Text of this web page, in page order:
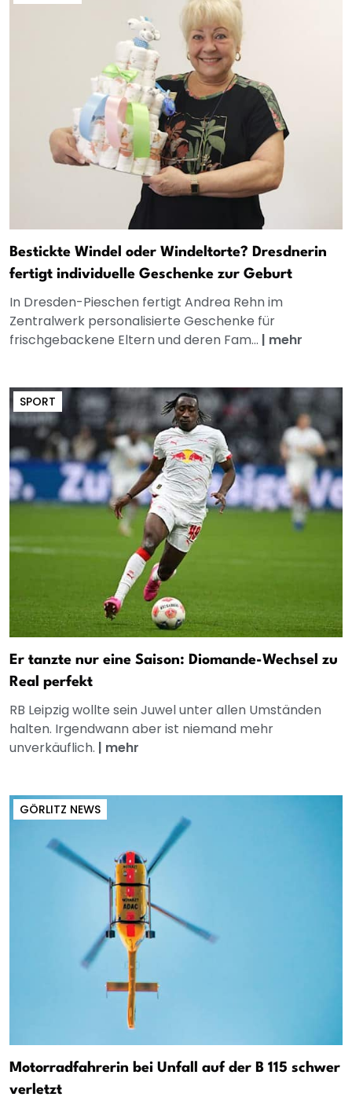
Bestickte Windel oder Windeltorte? Dresdnerin
fertigt individuelle Geschenke zur Geburt
In Dresden-Pieschen fertigt Andrea Rehn im
Zentralwerk personalisierte Geschenke für
frischgebackene Eltern und deren Fam... | mehr
SPORT
Er tanzte nur eine Saison: Diomande-Wechsel zu
Real perfekt
RB Leipzig wollte sein Juwel unter allen Umständen
halten. Irgendwann aber ist niemand mehr
unverkäuflich. | mehr
GÖRLITZ NEWS
Motorradfahrerin bei Unfall auf der B 115 schwer
verletzt